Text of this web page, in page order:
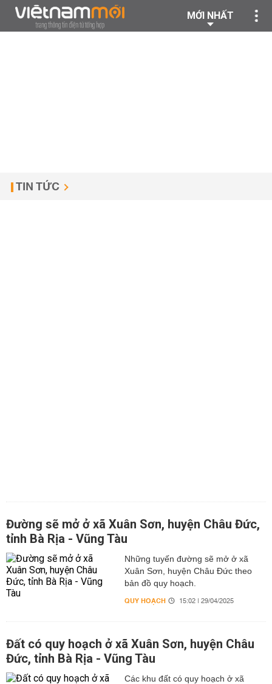
MỚI NHẤT
TIN TỨC
Đường sẽ mở ở xã Xuân Sơn, huyện Châu Đức,
tỉnh Bà Rịa - Vũng Tàu
Những tuyến đường sẽ mở ở xã
Xuân Sơn, huyện Châu Đức theo
bản đồ quy hoạch.
QUY HOẠCH 15:02 | 29/04/2025
Đất có quy hoạch ở xã Xuân Sơn, huyện Châu
Đức, tỉnh Bà Rịa - Vũng Tàu
Các khu đất có quy hoạch ở xã